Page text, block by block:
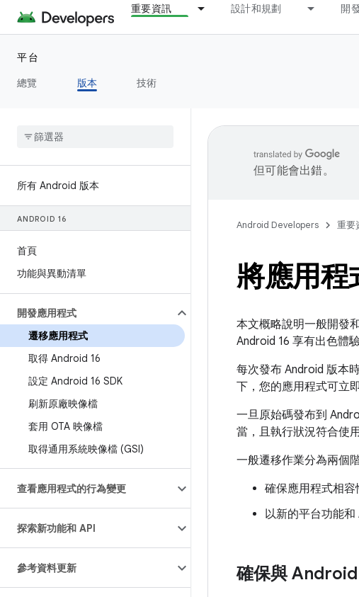
重要資訊 設計和規劃 開
平台
總覽
版本 技術
所有 Android 版本
ANDROID 16
首頁
功能與異動清單
開發應用程式
遷移應用程式
取得 Android 16
設定 Android 16 SDK
刷新原廠映像檔
套用 OTA 映像檔
取得通用系統映像檔 (GSI)
查看應用程式的行為變更
探索新功能和 API
參考資料更新
但可能會出錯。
Android Developers 重要
將應用程
本文概略說明一般開發
Android 16 享有出色體驗
每次發布 Android 版本
下，您的應用程式可立
一旦原始碼發布到
當，且執行狀況符合使
一般遷移作業分為兩個
確保應用程式相容
以新的平台功能
確保與 Android